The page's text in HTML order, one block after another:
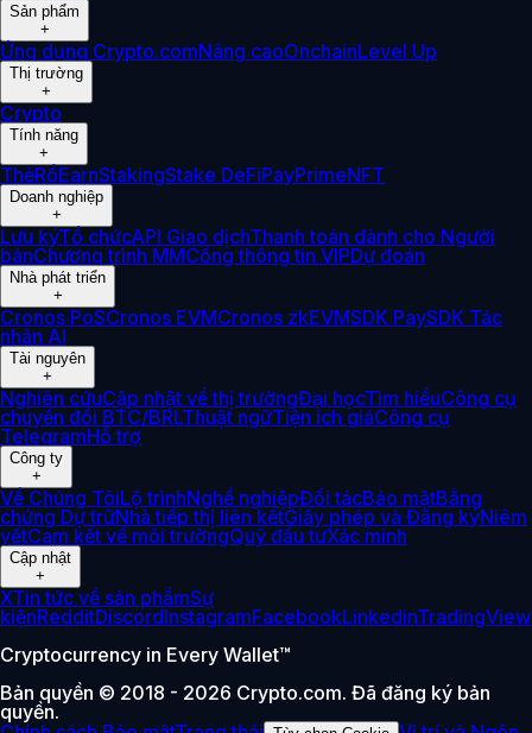
Sản phẩm
+
Ứng dụng Crypto.comNâng caoOnchainLevel Up
Thị trường
+
Crypto
Tính năng
+
ThẻRổEarnStakingStake DeFiPayPrimeNFT
Doanh nghiệp
+
Lưu kýTổ chứcAPI Giao dịchThanh toán dành cho Người
bánChương trình MMCổng thông tin VIPDự đoán
Nhà phát triển
+
Cronos PoSCronos EVMCronos zkEVMSDK PaySDK Tác
nhân AI
Tài nguyên
+
Nghiên cứuCập nhật về thị trườngĐại họcTìm hiểuCông cụ
chuyển đổi BTC/BRLThuật ngữTiện ích giáCông cụ
TelegramHỗ trợ
Công ty
+
Về Chúng TôiLộ trìnhNghề nghiệpĐối tácBảo mậtBằng
chứng Dự trữNhà tiếp thị liên kếtGiấy phép và Đăng kýNiêm
yếtCam kết về môi trườngQuỹ đầu tưXác minh
Cập nhật
+
XTin tức về sản phẩmSự
kiệnRedditDiscordInstagramFacebookLinkedinTradingView
Cryptocurrency in Every Wallet™
Bản quyền © 2018 - 2026 Crypto.com. Đã đăng ký bản
quyền.